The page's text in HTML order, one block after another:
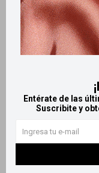
Entérate de las
Suscribite y
LlegaHOY
Llega HOY
Uñas Postizas
$ 860